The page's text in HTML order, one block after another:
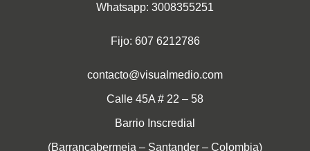
Whatsapp: 3008355251
Fijo: 607 6212786
contacto@visualmedio.com
Calle 45A # 22 – 58
Barrio Inscredial
(Barrancabermeja – Santander – Colombia)